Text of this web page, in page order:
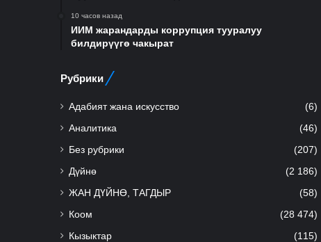
10 часов назад
ИИМ жарандарды коррупция тууралуу
билдирүүгө чакырат
Рубрики
Адабият жана искусство (6)
Аналитика (46)
Без рубрики (207)
Дүйнө (2 186)
ЖАН ДҮЙНӨ, ТАГДЫР (58)
Коом (28 474)
Кызыктар (115)